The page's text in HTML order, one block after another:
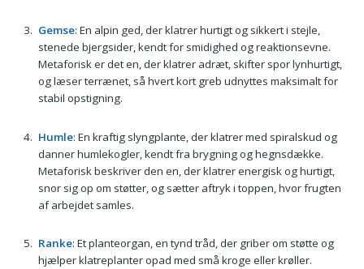
Gemse: En alpin ged, der klatrer hurtigt og sikkert i stejle,
stenede bjergsider, kendt for smidighed og reaktionsevne.
Metaforisk er det en, der klatrer adræt, skifter spor lynhurtigt,
og læser terrænet, så hvert kort greb udnyttes maksimalt for
stabil opstigning.
Humle: En kraftig slyngplante, der klatrer med spiralskud og
danner humlekogler, kendt fra brygning og hegnsdække.
Metaforisk beskriver den en, der klatrer energisk og hurtigt,
snor sig op om støtter, og sætter aftryk i toppen, hvor frugten
af arbejdet samles.
Ranke: Et planteorgan, en tynd tråd, der griber om støtte og
hjælper klatreplanter opad med små kroge eller krøller.